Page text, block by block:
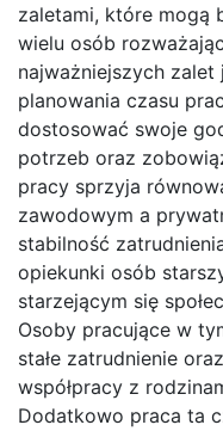
zaletami, które mogą
wielu osób
najważniejszych
planowania czasu
dostosować swoje
potrzeb oraz
pracy sprzyja
zawodowym a
stabilność
opiekunki osób
starzejącym się
Osoby pracujące w
stałe zatrudnienie
współpracy z
Dodatkowo praca ta